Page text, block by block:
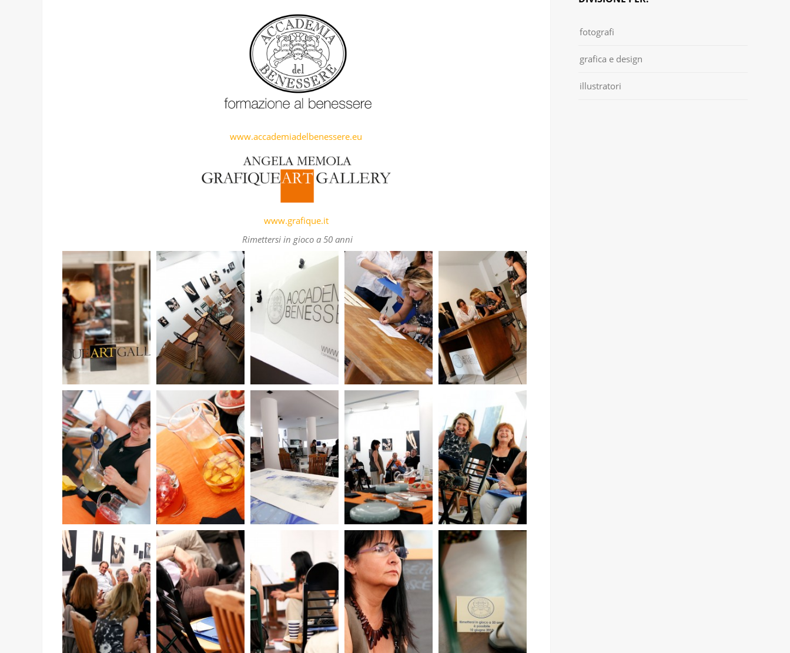
www.accademiadelbenessere.eu
www.grafique.it
Rimettersi in gioco a 50 anni
fotografi
grafica e design
illustratori